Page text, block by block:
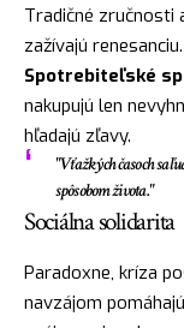
Tradičné zručnosti
zažívajú renesanciu.
Spotrebiteľské
nakupujú len
hľadajú zľavy.
"V ťažkých časoch sa
spôsobom života."
Sociálna solidarita
Paradoxne, kríza
navzájom